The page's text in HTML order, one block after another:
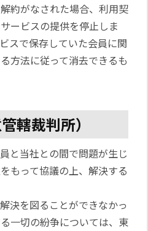
約がなされた場合、利用契
ービスの提供を停止しま
スで保存していた会員に関
方法に従って消去できるも
轄裁判所）
と当社との間で問題が生じ
もって協議の上、解決する
決を図ることができなかっ
一切の紛争については、東